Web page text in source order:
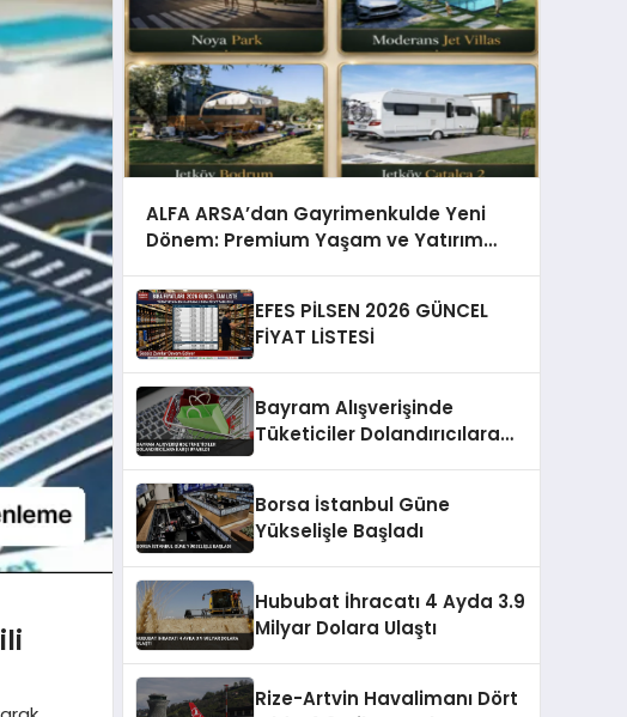
ALFA ARSA’dan Gayrimenkulde Yeni
Dönem: Premium Yaşam ve Yatırım
EFES PİLSEN 2026 GÜNCEL
FİYAT LİSTESİ
Bayram Alışverişinde
Tüketiciler Dolandırıcılara
Borsa İstanbul Güne
Yükselişle Başladı
Hububat İhracatı 4 Ayda 3.9
Milyar Dolara Ulaştı
Rize-Artvin Havalimanı Dört